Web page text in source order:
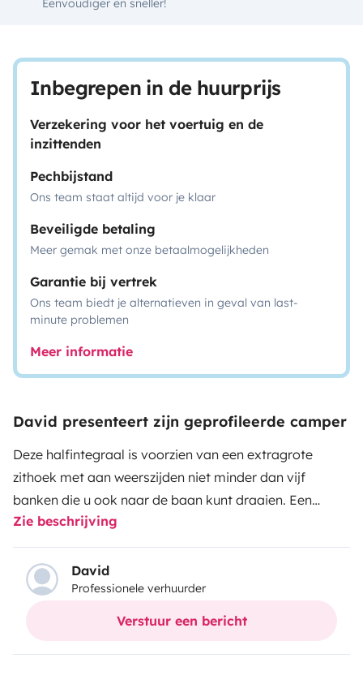
Eenvoudiger en sneller!
Inbegrepen in de huurprijs
Verzekering voor het voertuig en de
inzittenden
Pechbijstand
Ons team staat altijd voor je klaar
Beveiligde betaling
Meer gemak met onze betaalmogelijkheden
Garantie bij vertrek
Ons team biedt je alternatieven in geval van last-
minute problemen
Meer informatie
David presenteert zijn geprofileerde camper
Deze halfintegraal is voorzien van een extragrote
zithoek met aan weerszijden niet minder dan vijf
banken die u ook naar de baan kunt draaien. Een
gezellige, uitnodigende ruimte dus om qualitytime met
uw gezin door te brengen. Dankzij de brede waaier aan
innovatieve technologie, kunt u de vijf zitplaatsen
makkelijk verstellen en de slaapplekken in een
handomdraai inrichten. Zo geniet u zowel 's nachts als
tweetjes of gezellig weg met de (klein)kinderen of
Zie beschrijving
David
Professionele verhuurder
Verstuur een bericht